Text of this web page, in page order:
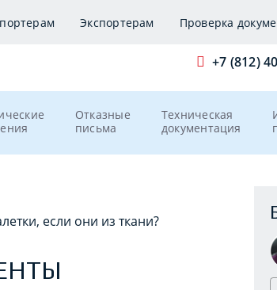
Экспортерам Проверка
+7 (812)
Отказные
письма
Техническая
документация
если они из ткани?